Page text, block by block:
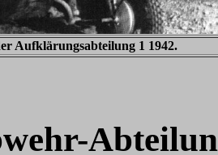
Aufklärungsabteilung 1 1942.